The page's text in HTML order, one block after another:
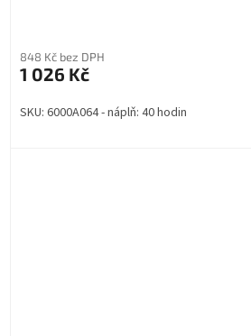
848 Kč bez DPH
1 026 Kč
SKU: 6000A064 - náplň: 40 hodin